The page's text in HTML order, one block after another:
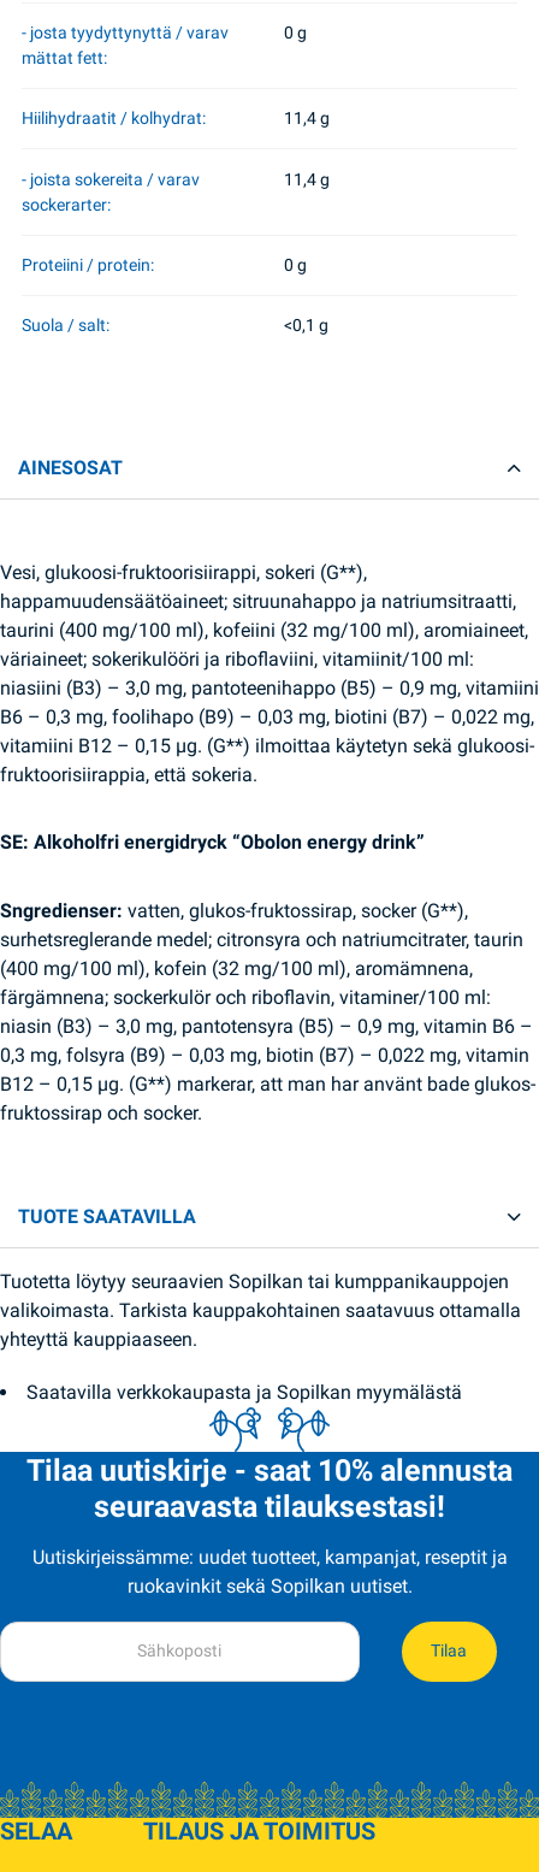
- josta tyydyttynyttä / varav
mättat fett:
0 g
Hiilihydraatit / kolhydrat: 11,4 g
- joista sokereita / varav
sockerarter:
11,4 g
Proteiini / protein: 0 g
Suola / salt: <0,1 g
AINESOSAT
Vesi, glukoosi-fruktoorisiirappi, sokeri (G**),
happamuudensäätöaineet; sitruunahappo ja natriumsitraatti,
taurini (400 mg/100 ml), kofeiini (32 mg/100 ml), aromiaineet,
väriaineet; sokerikulööri ja riboflaviini, vitamiinit/100 ml:
niasiini (B3) – 3,0 mg, pantoteenihappo (B5) – 0,9 mg, vitamiini
B6 – 0,3 mg, foolihapo (B9) – 0,03 mg, biotini (B7) – 0,022 mg,
vitamiini B12 – 0,15 µg. (G**) ilmoittaa käytetyn sekä glukoosi-
fruktoorisiirappia, että sokeria.
SE: Alkoholfri energidryck “Obolon energy drink”
Sngredienser: vatten, glukos-fruktossirap, socker (G**),
surhetsreglerande medel; citronsyra och natriumcitrater, taurin
(400 mg/100 ml), kofein (32 mg/100 ml), aromämnena,
färgämnena; sockerkulör och riboflavin, vitaminer/100 ml:
niasin (B3) – 3,0 mg, pantotensyra (B5) – 0,9 mg, vitamin B6 –
0,3 mg, folsyra (B9) – 0,03 mg, biotin (B7) – 0,022 mg, vitamin
B12 – 0,15 µg. (G**) markerar, att man har använt bade glukos-
fruktossirap och socker.
TUOTE SAATAVILLA
Tuotetta löytyy seuraavien Sopilkan tai kumppanikauppojen
valikoimasta. Tarkista kauppakohtainen saatavuus ottamalla
yhteyttä kauppiaaseen.
Saatavilla verkkokaupasta ja Sopilkan myymälästä
Tilaa uutiskirje - saat 10% alennusta
seuraavasta tilauksestasi!
Uutiskirjeissämme: uudet tuotteet, kampanjat, reseptit ja
ruokavinkit sekä Sopilkan uutiset.
Tilaa
SELAA TILAUS JA TOIMITUS